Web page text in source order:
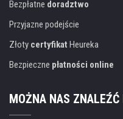
Bezpłatne doradztwo
Przyjazne podejście
Złoty certyfikat Heureka
Bezpieczne płatności online
MOŻNA NAS ZNALEŹĆ